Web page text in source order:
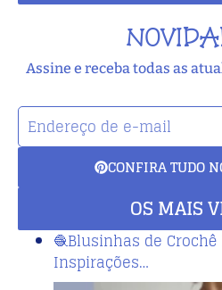
Assine e receba todas as
CONFIRA TUDO
OS MAIS
🧶Blusinhas de
Inspirações…